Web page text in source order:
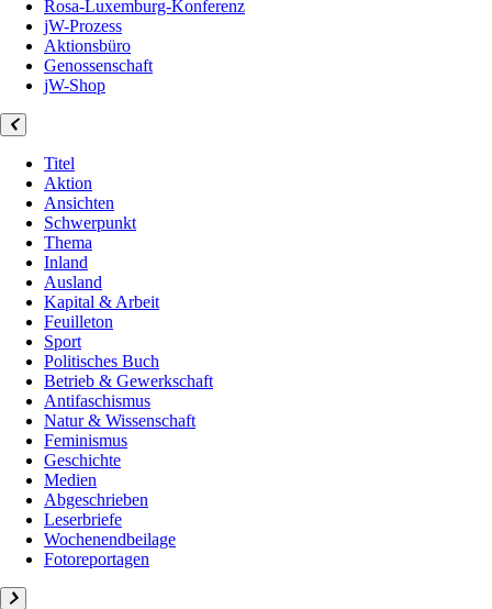
Rosa-Luxemburg-Konferenz
jW-Prozess
Aktionsbüro
Genossenschaft
jW-Shop
Titel
Aktion
Ansichten
Schwerpunkt
Thema
Inland
Ausland
Kapital & Arbeit
Feuilleton
Sport
Politisches Buch
Betrieb & Gewerkschaft
Antifaschismus
Natur & Wissenschaft
Feminismus
Geschichte
Medien
Abgeschrieben
Leserbriefe
Wochenendbeilage
Fotoreportagen